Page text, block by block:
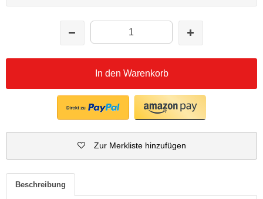
In den Warenkorb
Zur Merkliste hinzufügen
Beschreibung